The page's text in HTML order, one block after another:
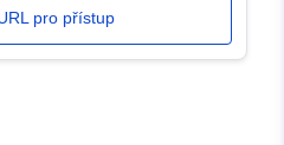
pro přístup